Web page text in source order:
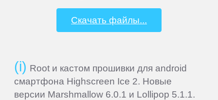
Скачать файлы...
Root и кастом прошивки для android
смартфона Highscreen Ice 2. Новые
версии Marshmallow 6.0.1 и Lollipop 5.1.1.
ПЛАНШЕТЫ
4Good